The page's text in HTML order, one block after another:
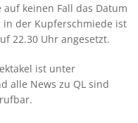
keinen Fall das Datum
in der Kupferschmiede ist
22.30 Uhr angesetzt.
ist unter
alle News zu QL sind